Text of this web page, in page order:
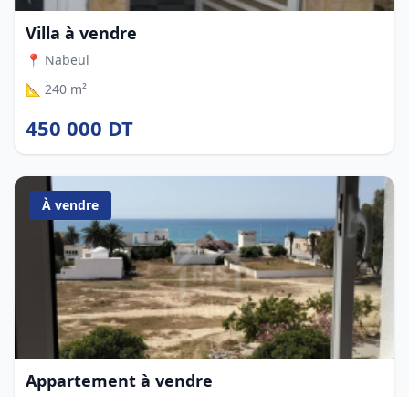
Villa à vendre
📍 Nabeul
📐 240 m²
450 000 DT
À vendre
Appartement à vendre